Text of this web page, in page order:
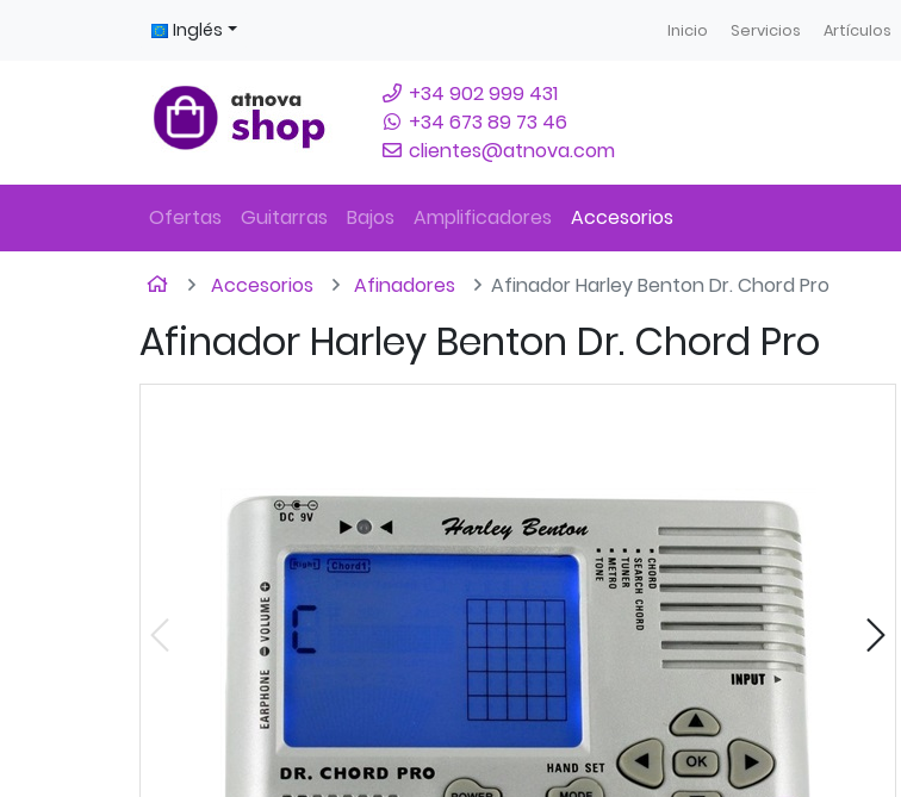
Inglés Inicio Servicios Artículos
+34 902 999 431
+34 673 89 73 46
clientes@atnova.com
Ofertas Guitarras Bajos Amplificadores Accesorios
InicioAccesorios Afinadores Afinador Harley Benton Dr. Chord Pro
Afinador Harley Benton Dr. Chord Pro